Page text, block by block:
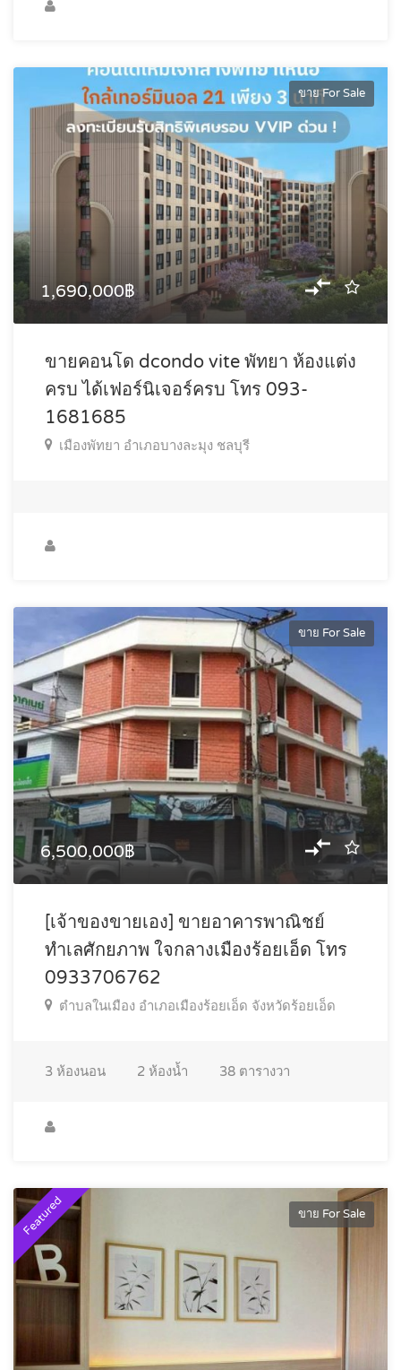
ขาย For Sale
1,690,000฿
ขายคอนโด dcondo vite พัทยา ห้องแต่ง
ครบ ได้เฟอร์นิเจอร์ครบ โทร 093-
1681685
เมืองพัทยา อำเภอบางละมุง ชลบุรี
ขาย For Sale
6,500,000฿
[เจ้าของขายเอง] ขายอาคารพาณิชย์
ทำเลศักยภาพ ใจกลางเมืองร้อยเอ็ด โทร
0933706762
ตำบลในเมือง อำเภอเมืองร้อยเอ็ด จังหวัดร้อยเอ็ด
3 ห้องนอน 2 ห้องน้ำ 38 ตารางวา
Featured ขาย For Sale